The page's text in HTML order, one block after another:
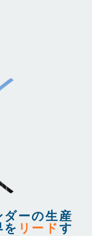
ーの生産
リードす